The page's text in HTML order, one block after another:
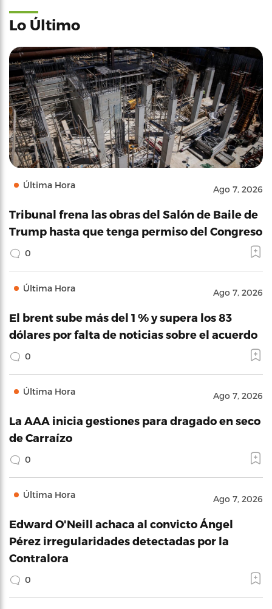
Lo Último
Última Hora Ago 7, 2026
Tribunal frena las obras del Salón de Baile de
Trump hasta que tenga permiso del Congreso
0
Última Hora Ago 7, 2026
El brent sube más del 1 % y supera los 83
dólares por falta de noticias sobre el acuerdo
0
Última Hora Ago 7, 2026
La AAA inicia gestiones para dragado en seco
de Carraízo
0
Última Hora Ago 7, 2026
Edward O'Neill achaca al convicto Ángel
Pérez irregularidades detectadas por la
Contralora
0